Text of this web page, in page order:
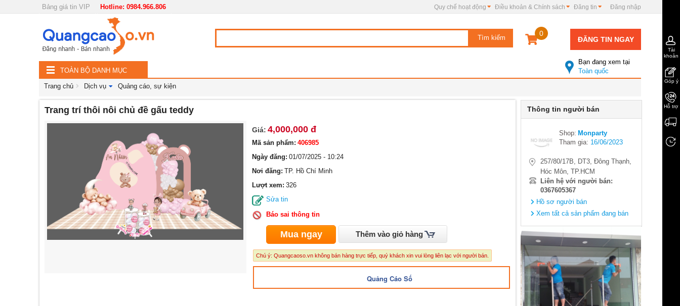
Bảng giá tin VIP Hotline: 0984.966.806 Đăng nhập
Đăng tin
Điều khoản & Chính sách
Quy chế hoạt động
0
ĐĂNG TIN NGAY
Bạn đang xem tại
Toàn quốc
Nội, ngoại thất
Đồ gia dụng
Điện thoại, Viễn thông
Nhà và Đất
Công nghiệp, xây dựng
TOÀN BỘ DANH MỤC
Trang chủ Dịch vụ Quảng cáo, sự kiện
Thông tin người bán
Shop: Monparty
Tham gia: 16/06/2023
257/80/17B, DT3, Đông Thạnh,
Hóc Môn, TP.HCM
Liên hệ với người bán:
0367605367
Hồ sơ người bán
Xem tất cả sản phẩm đang bán
Trang trí thôi nôi chủ đề gấu teddy
Giá: 4,000,000 đ
Mã sản phẩm: 406985
Ngày đăng: 01/07/2025 - 10:24
Nơi đăng: TP. Hồ Chí Minh
Lượt xem: 326
Sửa tin
Báo sai thông tin
Mua ngay Thêm vào giỏ hàng
Chú ý: Quangcaoso.vn không bán hàng trực tiếp, quý khách xin vui lòng liên lạc với người bán.
Quảng Cáo Số
Tài
khoản
Góp ý
Hỗ trợ